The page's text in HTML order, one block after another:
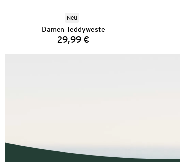
Neu
Damen Teddyweste
Preis:
29,99 €